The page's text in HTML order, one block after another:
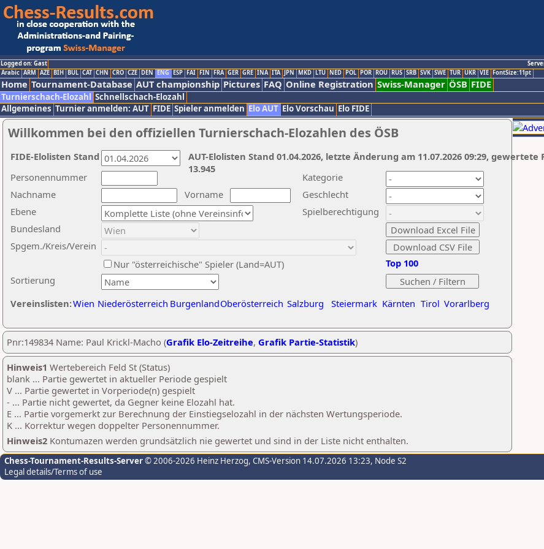
Logged on: Gast
Arabic ARM AZE BIH BUL CAT CHN CRO CZE DEN ENG ESP FAI FIN FRA GER GRE INA ITA JPN MKD LTU NED POL POR ROU RUS SRB SVK SWE TUR UKR VIE FontSize:11pt
Home Tournament-Database AUT championship Pictures FAQ Online Registration Swiss-Manager ÖSB FIDE
Turnierschach-Elozahl Schnellschach-Elozahl
Allgemeines Turnier anmelden: AUT FIDE Spieler anmelden Elo AUT Elo Vorschau Elo FIDE
Willkommen bei den offiziellen Turnierschach-Elozahlen des ÖSB
Nachname
Vorname
Ebene
Kategorie
Sortierung
Personennummer
Bundesland
Spgem./Kreis/Verein
Geschlecht
Nur "österreichische" Spieler (Land=AUT)
Spielberechtigung
Vereinslisten:Wien Niederösterreich BurgenlandOberösterreich Salzburg Steiermark Kärnten Tirol Vorarlberg
Top 100
AUT-Elolisten Stand 01.04.2026, letzte Änderung am 11.07.2026 09:29, gewertete
13.945
FIDE-Elolisten Stand
Pnr:149834 Name: Paul Krickl-Macho (Grafik Elo-Zeitreihe, Grafik Partie-Statistik)
Hinweis1 Wertebereich Feld St (Status)
blank ... Partie gewertet in aktueller Periode gespielt
V ... Partie gewertet in Vorperiode(n) gespielt
- ... Partie nicht gewertet, da Gegner keine Elozahl hat.
E ... Partie vorgemerkt zur Berechnung der Einstiegselozahl in der nächsten Wertungsperiode.
K ... Korrektur wegen doppelter Personennummer.
Hinweis2 Kontumazen werden grundsätzlich nie gewertet und sind in der Liste nicht enthalten.
Chess-Tournament-Results-Server© 2006-2026 Heinz Herzog, CMS-Version 14.07.2026 13:23, Node S2
Legal details/Terms of use